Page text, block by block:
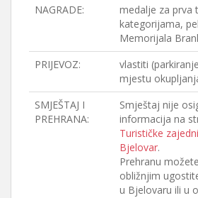
NAGRADE:
medalje za prva
kategorijama,
Memorijala
PRIJEVOZ:
vlastiti
mjestu
SMJEŠTAJ I
PREHRANA:
Smještaj nije
informacija na
Turističke
Bjelovar.
Prehranu
obližnjim
u Bjelovaru ili u